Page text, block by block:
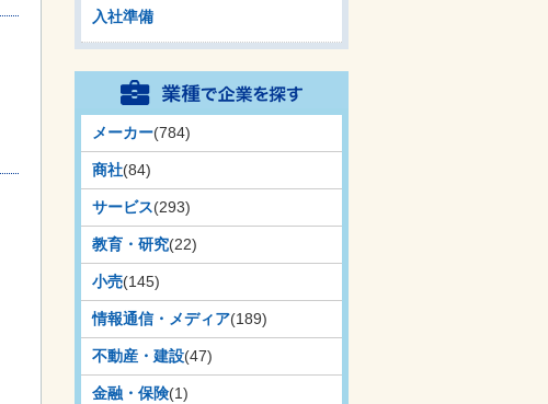
入社準備
メーカー(784)
商社(84)
サービス(293)
教育・研究(22)
小売(145)
情報通信・メディア(189)
不動産・建設(47)
金融・保険(1)